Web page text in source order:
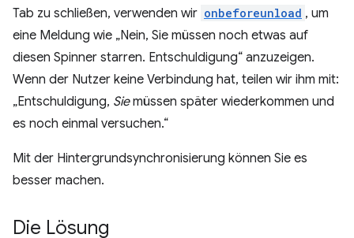
Tab zu schließen, verwenden wir onbeforeunload , um
eine Meldung wie „Nein, Sie müssen noch etwas auf
diesen Spinner starren. Entschuldigung“ anzuzeigen.
Wenn der Nutzer keine Verbindung hat, teilen wir ihm mit:
„Entschuldigung, Siemüssen später wiederkommen und
es noch einmal versuchen.“
Mit der Hintergrundsynchronisierung können Sie es
besser machen.
Die Lösung